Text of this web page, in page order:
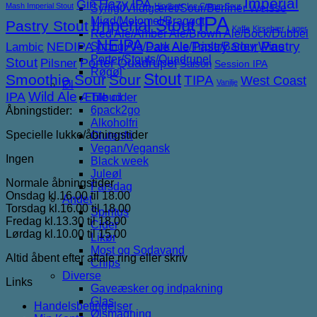
Syrligt/Vildtgæret/Sour/Berliner Weisse
Mjød/Melomel/Braggot
Red Ale/Amber Ale/Brown Ale/Bock/Dubbel
Strong Ale/Dark Ale/Triple/Barley Wine
Porter/Stouts/Quadrupel
Røgøl
Øl
Tilbud
6pack2go
Alkoholfri
Glutenfri
Vegan/Vegansk
Black week
Juleøl
Farsdag
Andet
Spiritus
Cider
Likør
Most og Sodavand
Chips
Diverse
Gaveæsker og indpakning
Glas
Ølsmagning
Mash Imperial Stout GinHazy IPA Hindbær Ice Cream Sour
Pastry StoutImperial StoutIPA Kaffe Kirsebær Lager
Lambic NEDIPANEIPA Pale Ale Pastry SourPastry
Stout Pilsner Porter Quadrupel Saison Session IPA
Smoothie SourSour StoutTIPA Vanilje West Coast
IPAWild Ale Æble cider
Åbningstider:
Specielle lukke/åbningstider
Ingen
Normale åbningstider
Onsdag kl.16.00 til 18.00
Torsdag kl.16.00 til 18.00
Fredag kl.13.30 til 18.00
Lørdag kl.10.00 til 15.00
Altid åbent efter aftale ring eller skriv
Links
Handelsbetingelser